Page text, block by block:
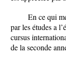
En ce qui
par les études a
cursus
de la seconde